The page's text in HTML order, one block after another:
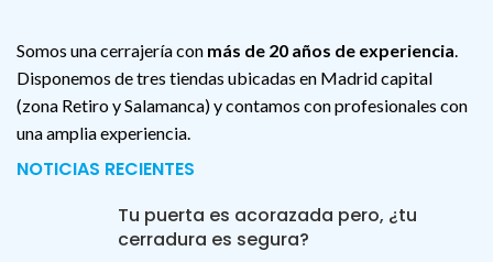
Somos una cerrajería con más de 20 años de experiencia.
Disponemos de tres tiendas ubicadas en Madrid capital
(zona Retiro y Salamanca) y contamos con profesionales con
una amplia experiencia.
NOTICIAS RECIENTES
Tu puerta es acorazada pero, ¿tu
cerradura es segura?